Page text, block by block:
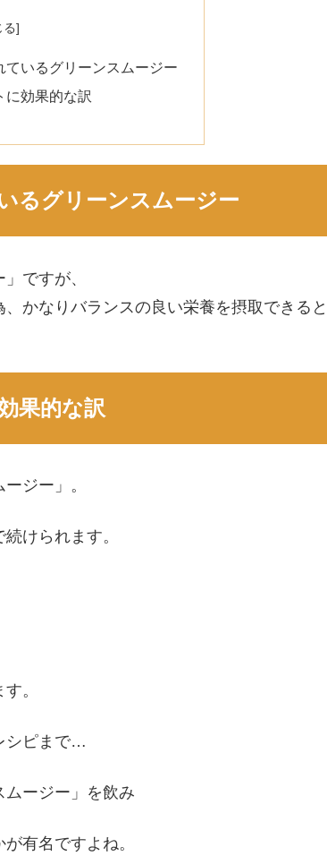
いるグリーンスムージー
に効果的な訳
るグリーンスムージー
ですが、
かなりバランスの良い栄養を摂取できると
果的な訳
ジー」。
けられます。
。
シピまで…
ージー」を飲み
有名ですよね。